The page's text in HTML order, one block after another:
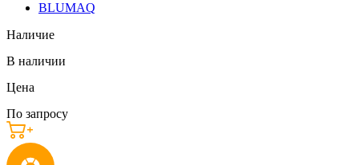
BLUMAQ
Наличие
В наличии
Цена
По запросу